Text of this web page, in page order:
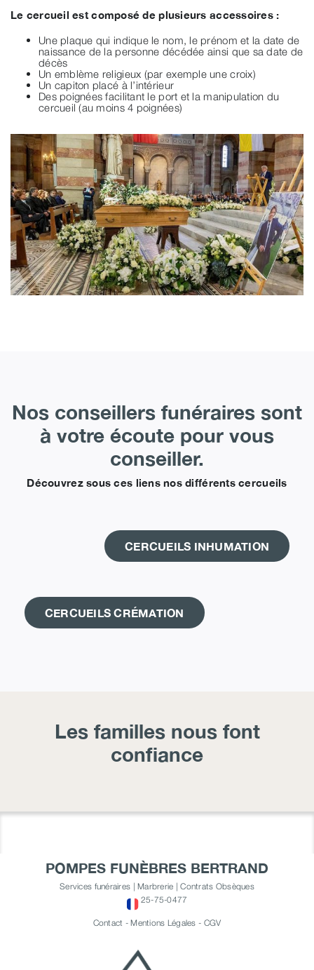
Le cercueil est composé de plusieurs accessoires :
Une plaque qui indique le nom, le prénom et la date de
naissance de la personne décédée ainsi que sa date de
décès
Un emblème religieux (par exemple une croix)
Un capiton placé à l’intérieur
Des poignées facilitant le port et la manipulation du
cercueil (au moins 4 poignées)
Nos conseillers funéraires sont
à votre écoute pour vous
conseiller.
Découvrez sous ces liens nos différents cercueils
CERCUEILS INHUMATION
CERCUEILS CRÉMATION
Les familles nous font
confiance
POMPES FUNÈBRES BERTRAND
Services funéraires | Marbrerie | Contrats Obsèques
25-75-0477
Contact -Mentions Légales - CGV